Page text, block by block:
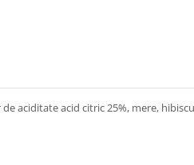
aciditate acid citric 25%, mere,